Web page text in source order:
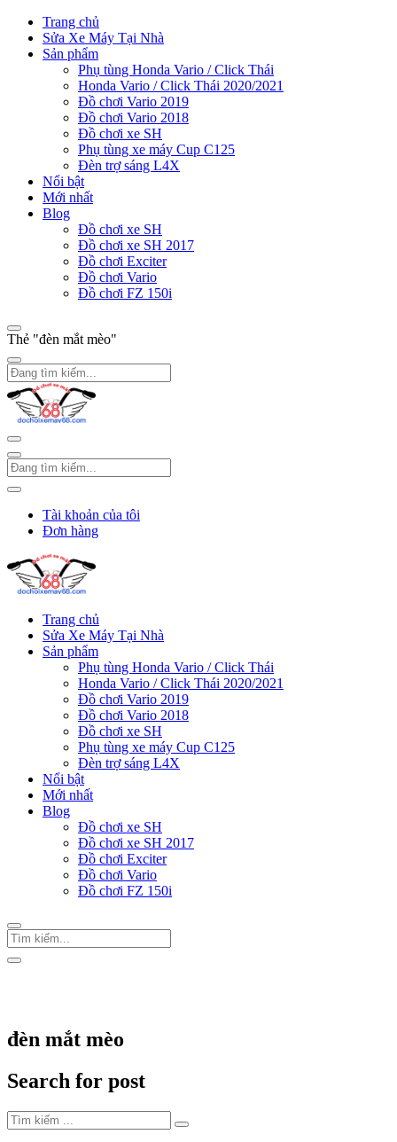
Trang chủ
Sửa Xe Máy Tại Nhà
Sản phẩm
Phụ tùng Honda Vario / Click Thái
Honda Vario / Click Thái 2020/2021
Đồ chơi Vario 2019
Đồ chơi Vario 2018
Đồ chơi xe SH
Phụ tùng xe máy Cup C125
Đèn trợ sáng L4X
Nổi bật
Mới nhất
Blog
Đồ chơi xe SH
Đồ chơi xe SH 2017
Đồ chơi Exciter
Đồ chơi Vario
Đồ chơi FZ 150i
Thẻ "đèn mắt mèo"
Tài khoản của tôi
Đơn hàng
Trang chủ
Sửa Xe Máy Tại Nhà
Sản phẩm
Phụ tùng Honda Vario / Click Thái
Honda Vario / Click Thái 2020/2021
Đồ chơi Vario 2019
Đồ chơi Vario 2018
Đồ chơi xe SH
Phụ tùng xe máy Cup C125
Đèn trợ sáng L4X
Nổi bật
Mới nhất
Blog
Đồ chơi xe SH
Đồ chơi xe SH 2017
Đồ chơi Exciter
Đồ chơi Vario
Đồ chơi FZ 150i
đèn mắt mèo
Search for post